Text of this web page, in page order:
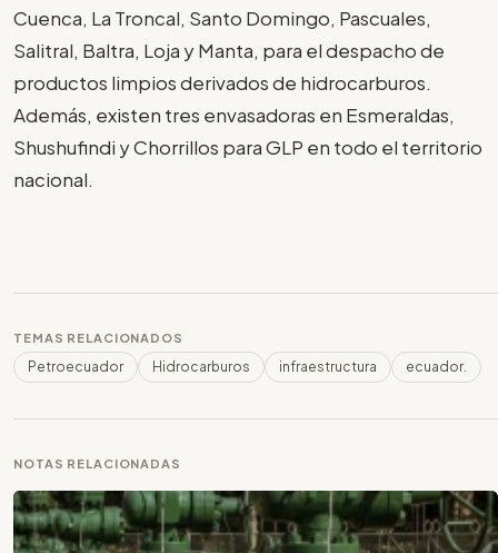
Cuenca, La Troncal, Santo Domingo, Pascuales,
Salitral, Baltra, Loja y Manta, para el despacho de
productos limpios derivados de hidrocarburos.
Además, existen tres envasadoras en Esmeraldas,
Shushufindi y Chorrillos para GLP en todo el territorio
nacional.
TEMAS RELACIONADOS
Petroecuador Hidrocarburos infraestructura ecuador.
NOTAS RELACIONADAS